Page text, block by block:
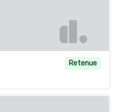
Retenue